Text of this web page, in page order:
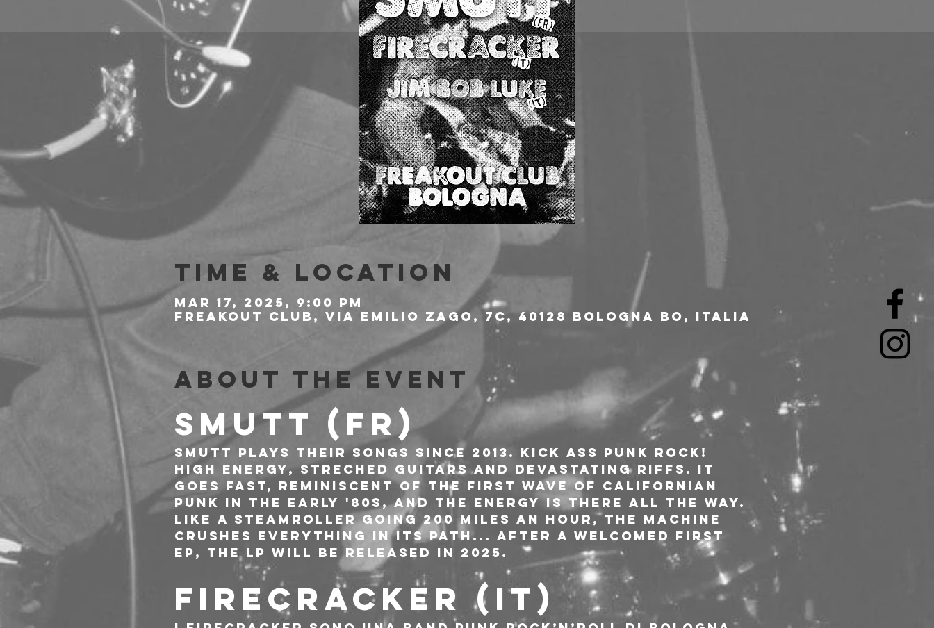
Time & Location
Mar 17, 2025, 9:00 PM
Freakout Club, Via Emilio Zago, 7c, 40128 Bologna BO, Italia
About the event
SMUTT (FR)
SMUTT plays their songs since 2013. Kick ass punk rock!
High energy, streched guitars and devastating riffs. It
goes fast, reminiscent of the first wave of Californian
punk in the early '80s, and the energy is there all the way.
Like a steamroller going 200 miles an hour, the machine
crushes everything in its path... After a welcomed first
EP, the LP will be released in 2025.
FIRECRACKER (IT)